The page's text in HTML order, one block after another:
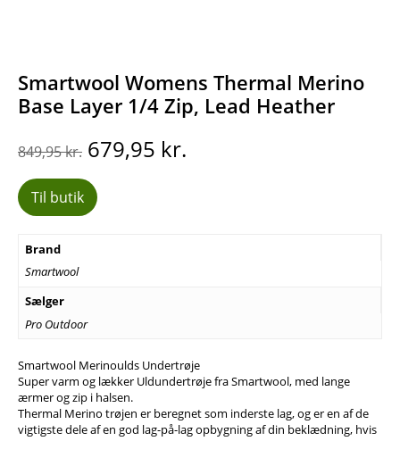
Smartwool Womens Thermal Merino
Base Layer 1/4 Zip, Lead Heather
849,95kr. Den
oprindelige
pris
var:
849,95 kr..
679,95 kr.
Til butik
Brand
Smartwool
Sælger
Pro Outdoor
Smartwool Merinoulds Undertrøje
Super varm og lækker Uldundertrøje fra Smartwool, med lange
ærmer og zip i halsen.
Thermal Merino trøjen er beregnet som inderste lag, og er en af de
vigtigste dele af en god lag-på-lag opbygning af din beklædning, hvis